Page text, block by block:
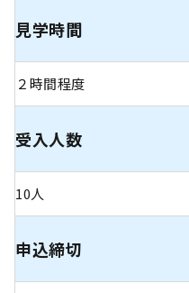
見学時間
２時間程度
受入人数
10人
申込締切